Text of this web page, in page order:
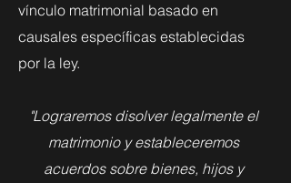
vínculo matrimonial basado en
causales específicas establecidas
por la ley.
"Lograremos disolver legalmente el
matrimonio y estableceremos
acuerdos sobre bienes, hijos y